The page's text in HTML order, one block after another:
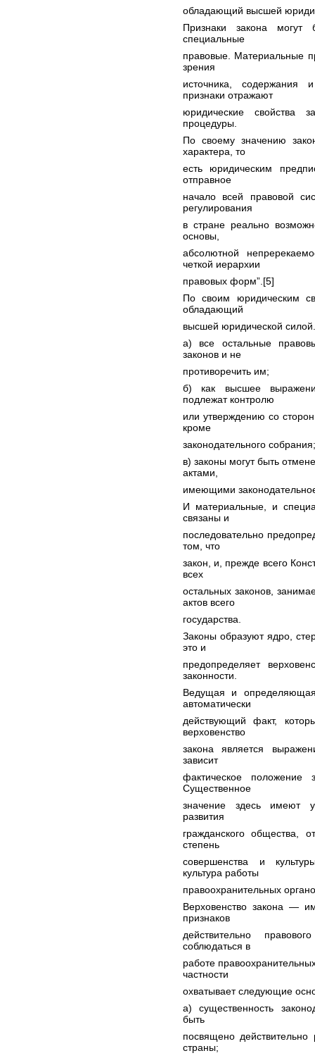
обладающий высшей
Признаки закона
специальные
правовые. Материальные
зрения
источника, содержания
признаки отражают
юридические свойства
процедуры.
По своему значению
характера, то
есть юридическим
отправное
начало всей правовой
регулирования
в стране реально
основы,
абсолютной
четкой иерархии
правовых форм”.[5]
По своим юридическим
обладающий
высшей юридической
а) все остальные
законов и не
противоречить им;
б) как высшее
подлежат контролю
или утверждению со
кроме
законодательного собрания;
в) законы могут быть
актами,
имеющими
И материальные, и
связаны и
последовательно
том, что
закон, и, прежде всего
всех
остальных законов,
актов всего
государства.
Законы образуют ядро,
это и
предопределяет
законности.
Ведущая и
автоматически
действующий факт,
верховенство
закона является
зависит
фактическое положение
Существенное
значение здесь имеют
развития
гражданского общества,
степень
совершенства и
культура работы
правоохранительных
Верховенство закона —
признаков
действительно
соблюдаться в
работе
частности
охватывает следующие
а) существенность
быть
посвящено
страны;